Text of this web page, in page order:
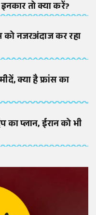
तो क्या करें?
को नजरअंदाज कर रहा
क्या है फ्रांस का
का प्लान, ईरान को भी